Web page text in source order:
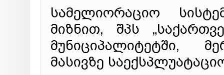
სამელიორაციო
მიზნით, შპს
მუნიციპალიტეტში,
მასივზე